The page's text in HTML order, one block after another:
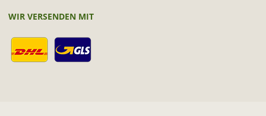
WIR VERSENDEN MIT